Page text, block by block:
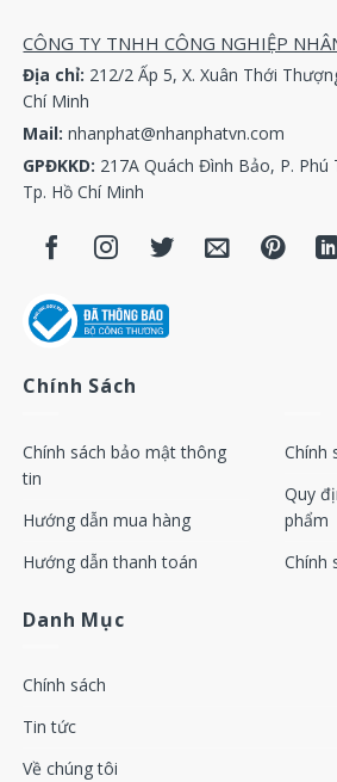
SWD – 70D
SWD – 100D
CÔNG TY TNHH CÔNG NGHIỆP
Địa chỉ: 212/2 Ấp 5, X. Xuân Thới
Chí Minh
Mail:nhanphat@nhanphatvn.com
GPĐKKD: 217A Quách Đình Bảo, P. Phú
Tp. Hồ Chí Minh
Chính Sách
Chính sách bảo mật thông
tin
Hướng dẫn mua hàng
Hướng dẫn thanh toán
Chính
Quy
phẩm
Chính
Danh Mục
Chính sách
Tin tức
Về chúng tôi